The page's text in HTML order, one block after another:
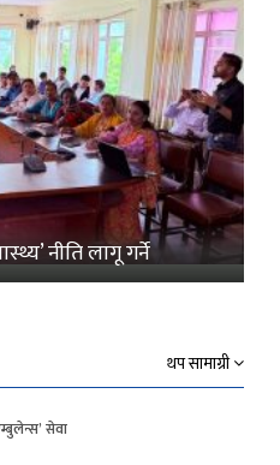
नीति लागू गर्ने
थप सामाग्री
सेवा